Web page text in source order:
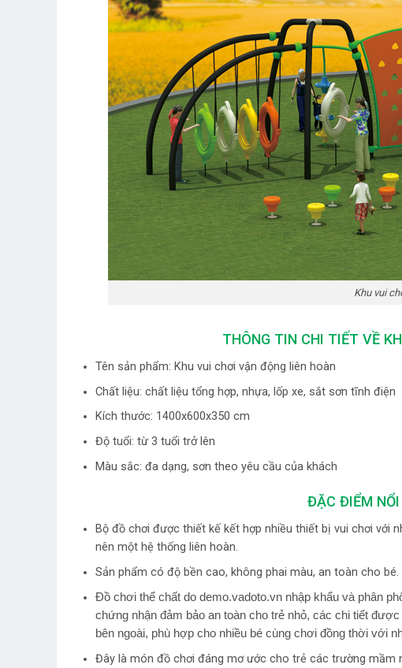
Khu vui
THÔNG TIN CHI TIẾT VỀ
Tên sản phẩm: Khu vui chơi vận động liên hoàn
Chất liệu: chất liệu tổng hợp, nhựa, lốp xe, sắt sơn tĩnh điện
Kích thước: 1400x600x350 cm
Độ tuổi: từ 3 tuổi trở lên
Màu sắc: đa dạng, sơn theo yêu cầu của khách
ĐẶC ĐIỂM
Bộ đồ chơi được thiết kế kết hợp nhiều thiết bị vui chơi với
nên một hệ thống liên hoàn.
Sản phẩm có độ bền cao, không phai màu, an toàn cho bé.
Đồ chơi thể chất do demo.vadoto.vn nhập khẩu và phân
chứng nhận đảm bảo an toàn cho trẻ nhỏ, các chi tiết
bên ngoài, phù hợp cho nhiều bé cùng chơi đồng thời với
Đây là món đồ chơi đáng mơ ước cho trẻ các trường mầm